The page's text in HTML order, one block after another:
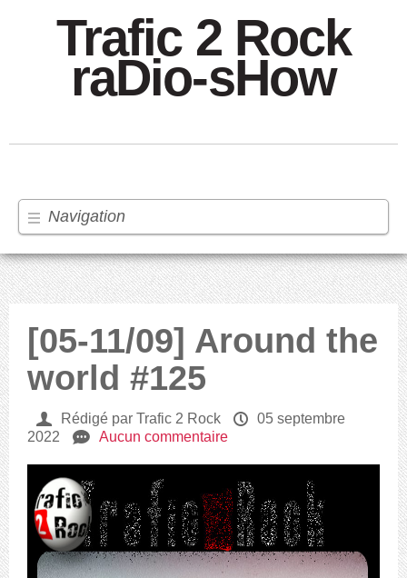
Trafic 2 Rock
raDio-sHow
Navigation
[05-11/09] Around the
world #125
U Rédigé par Trafic 2 Rock P 05 septembre
2022
e Aucun commentaire